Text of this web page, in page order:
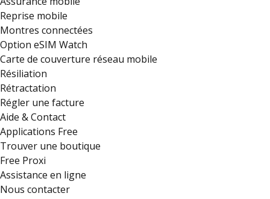
Reprise mobile
Montres connectées
Option eSIM Watch
Carte de couverture réseau mobile
Résiliation
Rétractation
Régler une facture
Aide & Contact
Applications Free
Trouver une boutique
Free Proxi
Assistance en ligne
Nous contacter